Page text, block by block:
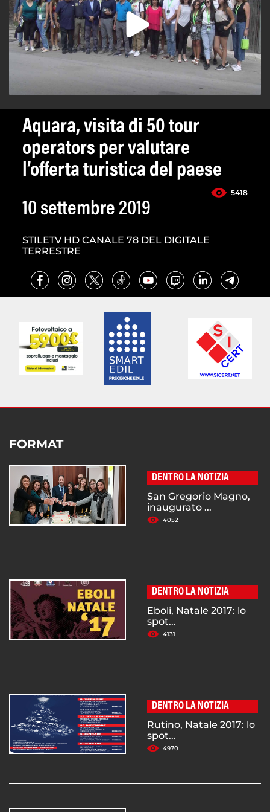
Aquara, visita di 50 tour
operators per valutare
l’offerta turistica del paese
5418
10 settembre 2019
STILETV HD CANALE 78 DEL DIGITALE
TERRESTRE
FORMAT
DENTRO LA NOTIZIA
San Gregorio Magno,
inaugurato ...
4052
DENTRO LA NOTIZIA
Eboli, Natale 2017: lo
spot...
4131
DENTRO LA NOTIZIA
Rutino, Natale 2017: lo
spot...
4970